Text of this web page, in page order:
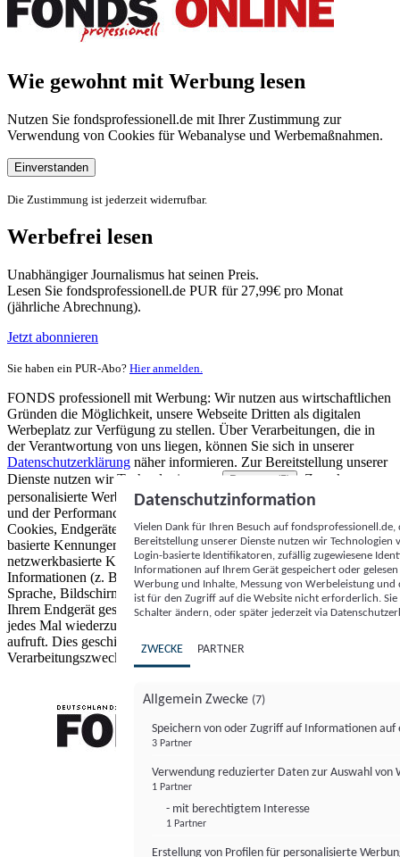
Wie gewohnt mit Werbung lesen
Nutzen Sie fondsprofessionell.de mit Ihrer Zustimmung zur
Verwendung von Cookies für Webanalyse und Werbemaßnahmen.
Einverstanden
Die Zustimmung ist jederzeit widerrufbar.
Werbefrei lesen
Unabhängiger Journalismus hat seinen Preis.
Lesen Sie fondsprofessionell.de PUR für 27,99€ pro Monat
(jährliche Abrechnung).
Jetzt abonnieren
Sie haben ein PUR-Abo? Hier anmelden.
FONDS professionell mit Werbung: Wir nutzen aus wirtschaftlichen
Gründen die Möglichkeit, unsere Webseite Dritten als digitalen
Werbeplatz zur Verfügung zu stellen. Über Verarbeitungen, die in
der Verantwortung von uns liegen, können Sie sich in unserer
Datenschutzerklärung näher informieren. Zur Bereitstellung unserer
Dienste nutzen wir Technologien von
Partnern (5)
. Zwecke:
personalisierte Werbung und Inhalte, Messung von Werbeleistung
und der Performance von Inhalten sowie Zielgruppenforschung.
Cookies, Endgeräte- oder ähnliche Online-Kennungen (z. B. login-
basierte Kennungen, zufällig generierte Kennungen,
netzwerkbasierte Kennungen) können zusammen mit anderen
Informationen (z. B. Browsertyp und Browserinformationen,
Sprache, Bildschirmgröße, unterstützte Technologien usw.) auf
Ihrem Endgerät gespeichert oder von dort ausgelesen werden, um es
jedes Mal wiederzuerkennen, wenn es eine App oder einer Webseite
aufruft. Dies geschieht für einen oder mehrere der hier aufgeführten
Verarbeitungszwecke.
Datenschutzinformation
Vielen Dank für Ihren Besuch auf
Bereitstellung unserer Dienste nutzen wir Technologien
Login-basierte Identifikatoren, zufällig zugewiesene
Informationen auf Ihrem Gerät gespeichert oder
Werbung und Inhalte, Messung von Werbeleistung
ist für den Zugriff auf die Website nicht erforderlich.
Schalter ändern, oder später jederzeit via
ZWECKE PARTNER
Allgemein Zwecke (7)
Speichern von oder Zugriff auf Informationen auf
3 Partner
Verwendung reduzierter Daten zur Auswahl von
1 Partner
- mit berechtigtem Interesse
1 Partner
Erstellung von Profilen für personalisierte
FONDS professionell